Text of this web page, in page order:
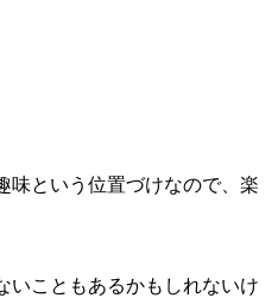
味という位置づけなので、楽
いこともあるかもしれないけ